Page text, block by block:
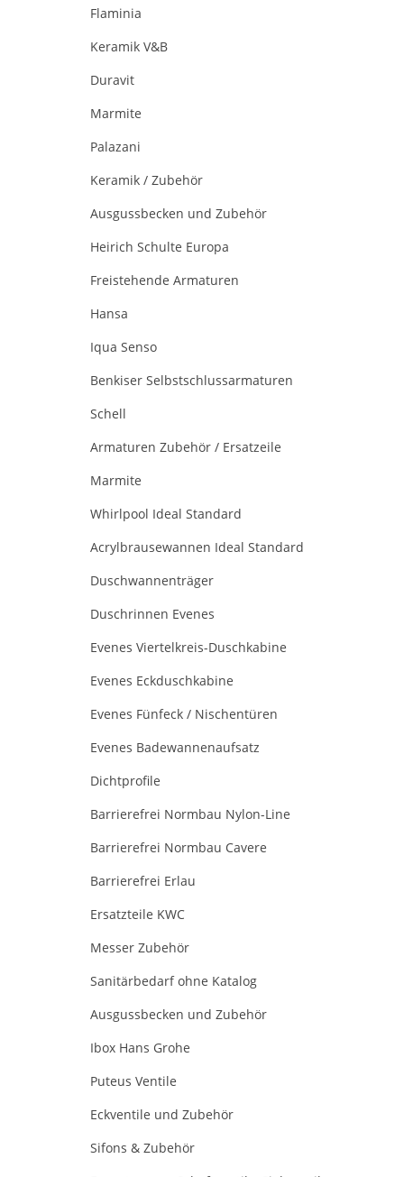
Flaminia
Keramik V&B
Duravit
Marmite
Palazani
Keramik / Zubehör
Ausgussbecken und Zubehör
Heirich Schulte Europa
Freistehende Armaturen
Hansa
Iqua Senso
Benkiser Selbstschlussarmaturen
Schell
Armaturen Zubehör / Ersatzeile
Marmite
Whirlpool Ideal Standard
Acrylbrausewannen Ideal Standard
Duschwannenträger
Duschrinnen Evenes
Evenes Viertelkreis-Duschkabine
Evenes Eckduschkabine
Evenes Fünfeck / Nischentüren
Evenes Badewannenaufsatz
Dichtprofile
Barrierefrei Normbau Nylon-Line
Barrierefrei Normbau Cavere
Barrierefrei Erlau
Ersatzteile KWC
Messer Zubehör
Sanitärbedarf ohne Katalog
Ausgussbecken und Zubehör
Ibox Hans Grohe
Puteus Ventile
Eckventile und Zubehör
Sifons & Zubehör